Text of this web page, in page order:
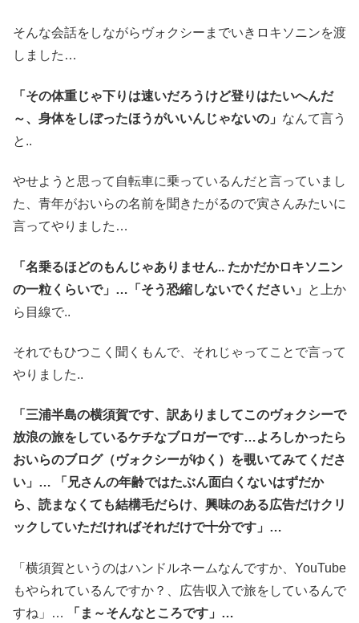
そんな会話をしながらヴォクシーまでいきロキソニンを渡
しました…
「その体重じゃ下りは速いだろうけど登りはたいへんだ
～、身体をしぼったほうがいいんじゃないの」 なんて言う
と..
やせようと思って自転車に乗っているんだと言っていまし
た、青年がおいらの名前を聞きたがるので寅さんみたいに
言ってやりました…
「名乗るほどのもんじゃありません.. たかだかロキソニン
の一粒くらいで」…「そう恐縮しないでください」
と上か
ら目線で..
それでもひつこく聞くもんで、それじゃってことで言って
やりました..
「三浦半島の横須賀です、訳ありましてこのヴォクシーで
放浪の旅をしているケチなブロガーです…よろしかったら
おいらのブログ（ヴォクシーがゆく）を覗いてみてくださ
い」… 「兄さんの年齢ではたぶん面白くないはずだか
ら、読まなくても結構毛だらけ、興味のある広告だけクリ
ックしていただければそれだけで十分です」…
「横須賀というのはハンドルネームなんですか、YouTube
もやられているんですか？、広告収入で旅をしているんで
すね」…
「ま～そんなところです」…